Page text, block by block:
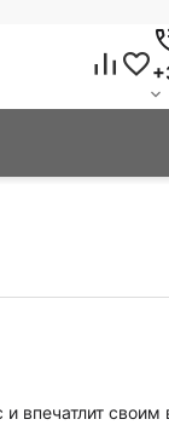
впечатлит своим